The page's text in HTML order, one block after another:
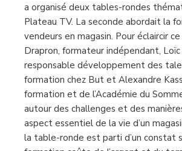
a organisé deux tables-rondes
Plateau TV. La seconde abordait la
vendeurs en magasin. Pour éclaircir
Drapron, formateur indépendant, Loïc
responsable développement des
formation chez But et Alexandre
formation et de l’Académie du
autour des challenges et des
aspect essentiel de la vie d’un
la table-ronde est parti d’un constat